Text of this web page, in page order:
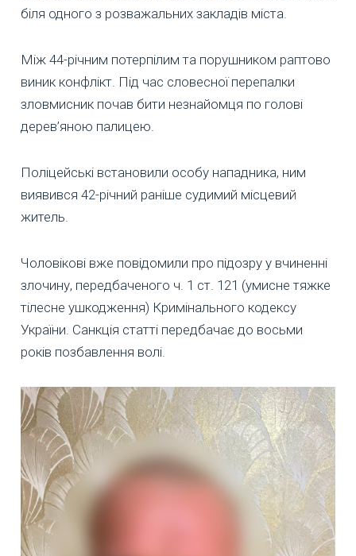
біля одного з розважальних закладів міста.
Між 44-річним потерпілим та порушником раптово
виник конфлікт. Під час словесної перепалки
зловмисник почав бити незнайомця по голові
дерев’яною палицею.
Поліцейські встановили особу нападника, ним
виявився 42-річний раніше судимий місцевий
житель.
Чоловікові вже повідомили про підозру у вчиненні
злочину, передбаченого ч. 1 ст. 121 (умисне тяжке
тілесне ушкодження) Кримінального кодексу
України. Санкція статті передбачає до восьми
років позбавлення волі.